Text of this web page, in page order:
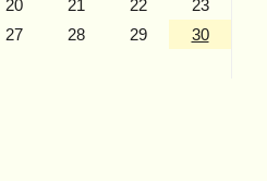
20 21 22
23
27 28 29
30